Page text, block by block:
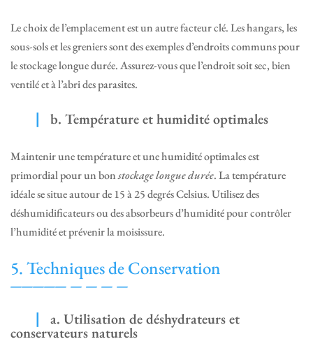
Le choix de l’emplacement est un autre facteur clé. Les hangars, les
sous-sols et les greniers sont des exemples d’endroits communs pour
le stockage longue durée. Assurez-vous que l’endroit soit sec, bien
ventilé et à l’abri des parasites.
b. Température et humidité optimales
Maintenir une température et une humidité optimales est
primordial pour un bonstockage longue durée. La température
idéale se situe autour de 15 à 25 degrés Celsius. Utilisez des
déshumidificateurs ou des absorbeurs d’humidité pour contrôler
l’humidité et prévenir la moisissure.
5. Techniques de Conservation
a. Utilisation de déshydrateurs et
conservateurs naturels